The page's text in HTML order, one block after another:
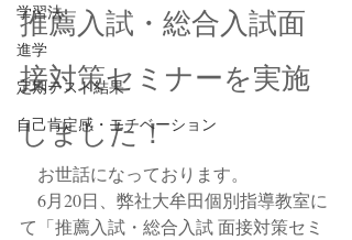
学習法
進学
定期テスト結果
自己肯定感・モチベーション
推薦入試・総合入試面
接対策セミナーを実施
しました！
お世話になっております。
6月20日、弊社大牟田個別指導教室に
て「推薦入試・総合入試 面接対策セミ